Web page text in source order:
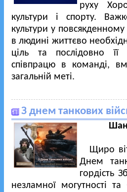
руху
культури і спорту.
культури у
в людині життєво
ціль та послідовно її
співпрацю в команді,
загальній меті.
З днем танкових
Щиро
Днем
гордість
незламної могутності